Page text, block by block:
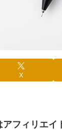
X
フィリエイ